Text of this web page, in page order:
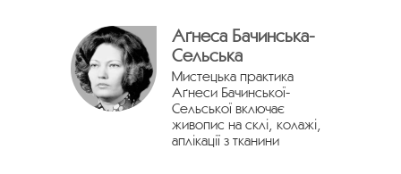
Аґнеса Бачинська-
Сельська
Мистецька практика
Аґнеси Бачинської-
Сельської включає
живопис на склі, колажі,
аплікації з тканини